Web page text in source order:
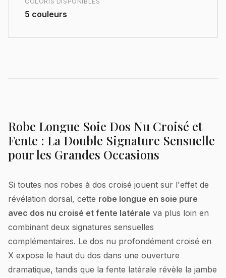
5 couleurs
Robe Longue Soie Dos Nu Croisé et
Fente : La Double Signature Sensuelle
pour les Grandes Occasions
Si toutes nos robes à dos croisé jouent sur l'effet de
révélation dorsal, cette robe longue en soie pure
avec dos nu croisé et fente latérale va plus loin en
combinant deux signatures sensuelles
complémentaires. Le dos nu profondément croisé en
X expose le haut du dos dans une ouverture
dramatique, tandis que la fente latérale révèle la jambe